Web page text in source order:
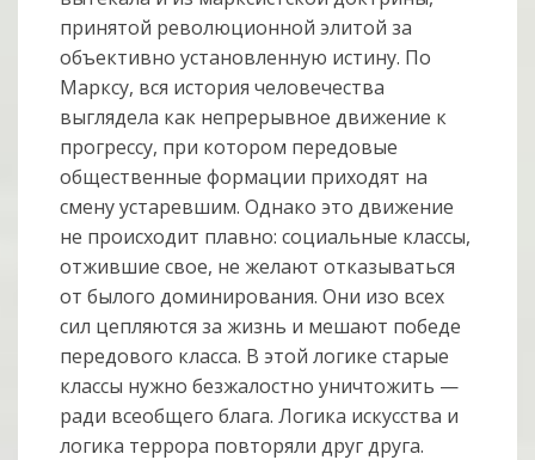
принятой революционной элитой за
объективно установленную истину. По
Марксу, вся история человечества
выглядела как непрерывное движение к
прогрессу, при котором передовые
общественные формации приходят на
смену устаревшим. Однако это движе­ние
не происходит плавно: социальные классы,
отжившие свое, не желают отказываться
от былого доминирования. Они изо всех
сил цепляются за жизнь и мешают победе
передового класса. В этой логике старые
классы нужно без­жалостно уничтожить —
ради всеобщего блага. Логика искусства и
логика террора повторяли друг друга.